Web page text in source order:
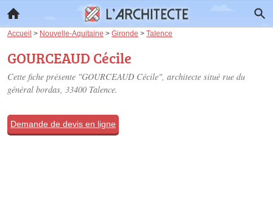
Accueil > Nouvelle-Aquitaine > Gironde > Talence
GOURCEAUD Cécile
Cette fiche présente "GOURCEAUD Cécile", architecte situé rue du
général bordas, 33400 Talence.
Demande de devis en ligne